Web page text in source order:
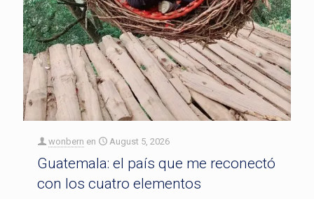
wonbern en August 5, 2026
Guatemala: el país que me reconectó
con los cuatro elementos